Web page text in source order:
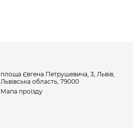
площа Євгена Петрушевича, 3, Львів,
Львівська область, 79000
Мапа проїзду